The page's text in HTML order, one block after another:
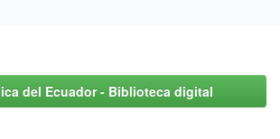
del Ecuador - Biblioteca digital